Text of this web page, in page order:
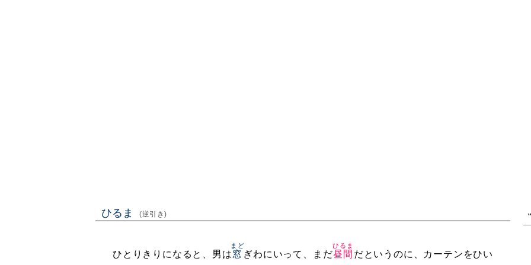
ひるま (逆引き)
ひとりきりになると、男は窓
まど
ぎわにいって、まだ昼間
ひるま
だというのに、カーテンをひい